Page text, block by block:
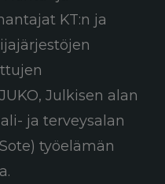
KT:n ja
Julkisen alan
ja terveysalan
työelämän